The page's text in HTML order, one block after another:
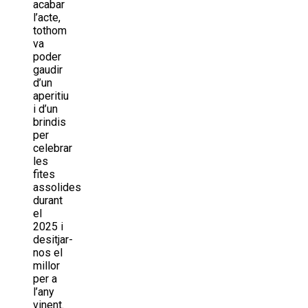
acabar
l’acte,
tothom
va
poder
gaudir
d’un
aperitiu
i d’un
brindis
per
celebrar
les
fites
assolides
durant
el
2025 i
desitjar-
nos el
millor
per a
l’any
vinent.